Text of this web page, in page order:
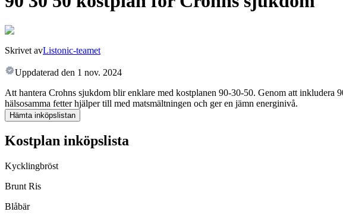
Skrivet avListonic-teamet
Uppdaterad den 1 nov. 2024
Att hantera Crohns sjukdom blir enklare med kostplanen 90-30-50. Genom att
hälsosamma fetter hjälper till med matsmältningen och ger en jämn energinivå.
Hämta inköpslistan
Kostplan inköpslista
Kycklingbröst
Brunt Ris
Blåbär